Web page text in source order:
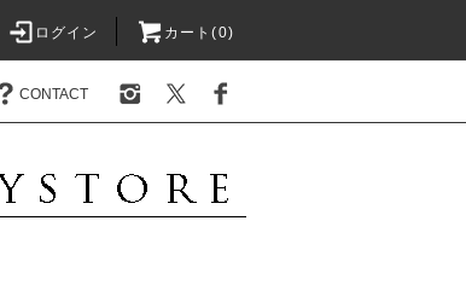
ログイン カート(0)
CONTACT